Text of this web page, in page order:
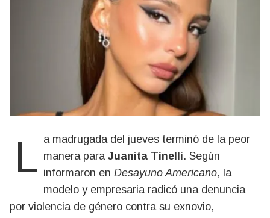
La madrugada del jueves terminó de la peor manera para Juanita Tinelli. Según
informaron en Desayuno Americano, la
modelo y empresaria radicó una denuncia
por violencia de género contra su exnovio,